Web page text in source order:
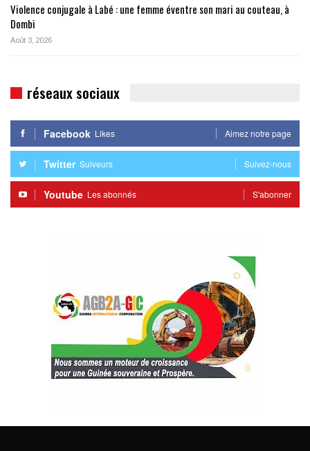
Violence conjugale à Labé : une femme éventre son mari au couteau, à
Dombi
Août 3, 2026
réseaux sociaux
Facebook Likes Aimez notre page
Twitter Suiveurs Suivez-nous
Youtube Les abonnés S'abonner